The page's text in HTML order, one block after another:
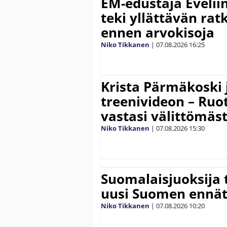
teki yllättävän
ennen arvokisoja
Niko Tikkanen | 07.08.2026 16:25
Krista
treenivideon –
vastasi
Niko Tikkanen | 07.08.2026 15:30
Suomalaisjuoksija
uusi Suomen
Niko Tikkanen | 07.08.2026 10:20